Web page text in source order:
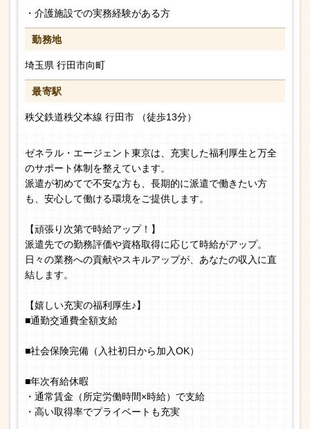
・介護施設での実務経験がある方
勤務地
埼玉県 行田市向町
最寄駅
秩父鉄道秩父本線 行田市 （徒歩13分）
ゼネラル・エージェント東京は、充実した福利厚生と万全
のサポート体制を整えています。
派遣が初めてで不安な方も、長期的に派遣で働きたい方
も、安心して働ける環境をご提供します。
【頑張り次第で時給アップ！】
派遣先での勤務評価や資格取得に応じて時給がアップ。
日々の業務への貢献やスキルアップが、あなたの収入に直
結します。
【嬉しい充実の福利厚生♪】
■通勤交通費全額支給
■社会保険完備（入社初日から加入OK）
■年次有給休暇
・通常賃金（所定労働時間×時給）で支給
・高い取得率でプライベートも充実